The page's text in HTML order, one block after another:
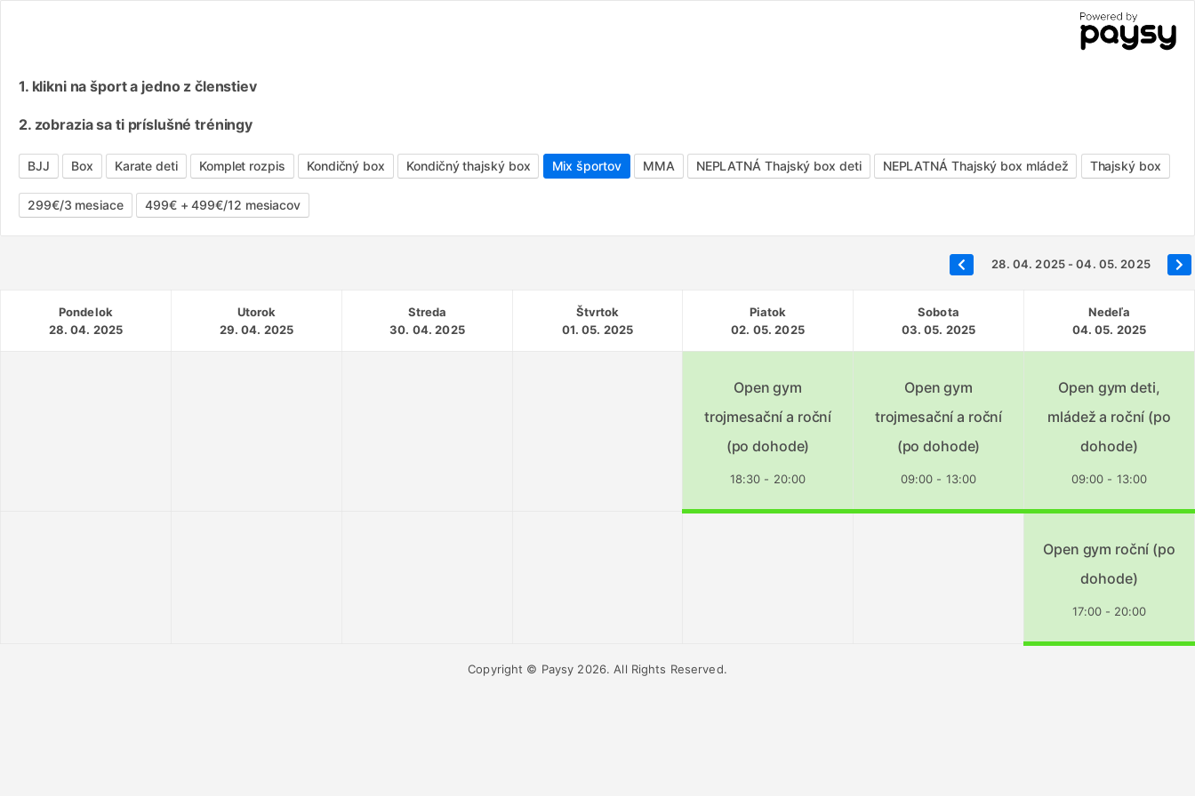
1. klikni na šport a jedno z členstiev
2. zobrazia sa ti príslušné tréningy
BJJ Box Karate deti Komplet rozpis Kondičný box Kondičný thajský box Mix športov MMA NEPLATNÁ Thajský box deti NEPLATNÁ Thajský box mládež Thajský box
299€/3 mesiace 499€ + 499€/12 mesiacov
28. 04. 2025 - 04. 05. 2025
Pondelok
28. 04. 2025
Utorok
29. 04. 2025
Streda
30. 04. 2025
Štvrtok
01. 05. 2025
Piatok
02. 05. 2025
Sobota
03. 05. 2025
Nedeľa
04. 05. 2025
Open gym
trojmesační a roční
(po dohode)
18:30 - 20:00
Open gym
trojmesační a roční
(po dohode)
09:00 - 13:00
Open gym deti,
mládež a roční (po
dohode)
09:00 - 13:00
Open gym roční (po
dohode)
17:00 - 20:00
Copyright © Paysy 2026. All Rights Reserved.